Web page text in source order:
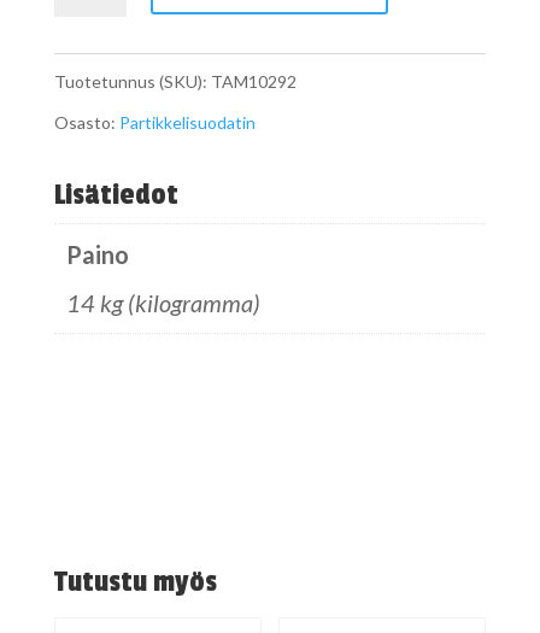
määrä
Tuotetunnus (SKU): TAM10292
Osasto: Partikkelisuodatin
Lisätiedot
Paino
14 kg (kilogramma)
Tutustu myös